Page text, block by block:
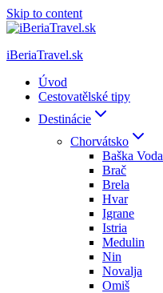
Skip to content
iBeriaTravel.sk
Úvod
Cestovatělské tipy
Destinácie
Chorvátsko
Baška Voda
Brač
Brela
Hvar
Igrane
Istria
Medulin
Nin
Novalja
Omiš